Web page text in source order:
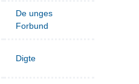
De unges
Forbund
Digte